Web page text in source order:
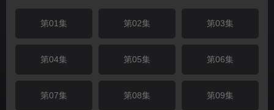
第01集 第02集 第03集
第04集 第05集 第06集
第07集 第08集 第09集